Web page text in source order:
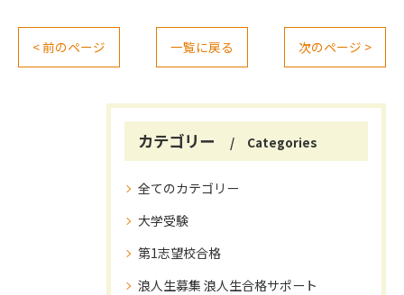
< 前のページ 一覧に戻る 次のページ >
カテゴリー Categories
全てのカテゴリー
大学受験
第1志望校合格
浪人生募集 浪人生合格サポート